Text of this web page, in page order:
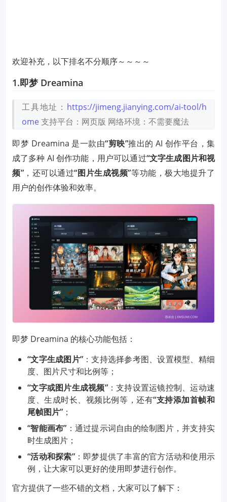
欢迎补充，以下排名不分顺序～～～～
1.即梦 Dreamina
工具地址： https://jimeng.jianying.com/ai-tool/h
ome 支持平台：网页版 网络环境：不需要魔法
即梦 Dreamina 是一款由“剪映”推出的 AI 创作平台，集
成了多种 AI 创作功能，用户可以通过“文字生成图片和视
频”，还可以通过“图片生成视频”等功能，极大地提升了
用户的创作体验和效率。
即梦 Dreamina 的核心功能包括：
“文字生成图片”：支持选择参考图、设置模型、精细
度、图片尺寸和比例等；
“文字或图片生成视频”：支持设置运镜控制、运动速
度、生成时长、视频比例等，还有“支持添加首帧和
尾帧图片” ；
“智能画布” ：通过提示词自由的绘制图片，并支持实
时生成图片；
“活动和探索”：即梦提供了丰富的官方活动和使用示
例，让大家可以更好的使用即梦进行创作。
官方提供了一些不错的文档，大家可以了解下：